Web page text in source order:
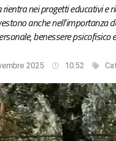
rientra nei progetti educativi
anche nell’importanza
benessere psicofisico
2025 10:52